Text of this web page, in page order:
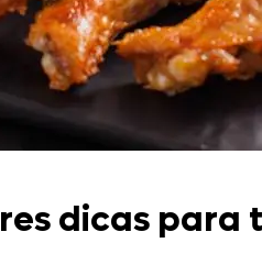
do Mar
e Sobremesas
dicas para